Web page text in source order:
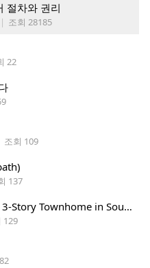
절차와 권리
| 조회 28185
22
조회 109
137
​[FOR RENT] Stunning Modern 3-Story Townhome in South Park - Perfect for Tech Pros & Students!
129